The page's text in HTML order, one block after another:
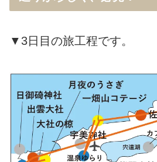
▼3日目の旅工程です。